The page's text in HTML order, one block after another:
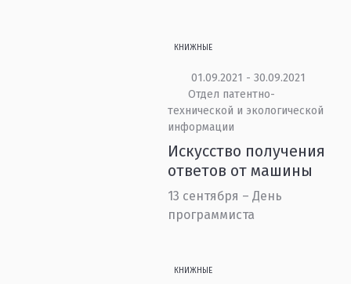
КНИЖНЫЕ
01.09.2021 - 30.09.2021
Отдел патентно-
технической и экологической
информации
Искусство получения
ответов от машины
13 сентября – День
программиста
КНИЖНЫЕ